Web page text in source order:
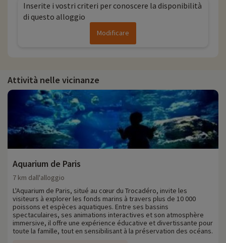
Inserite i vostri criteri per conoscere la disponibilità
di questo alloggio
Modificare
Attività nelle vicinanze
Aquarium de Paris
7 km dall'alloggio
L'Aquarium de Paris, situé au cœur du Trocadéro, invite les
visiteurs à explorer les fonds marins à travers plus de 10 000
poissons et espèces aquatiques. Entre ses bassins
spectaculaires, ses animations interactives et son atmosphère
immersive, il offre une expérience éducative et divertissante pour
toute la famille, tout en sensibilisant à la préservation des océans.